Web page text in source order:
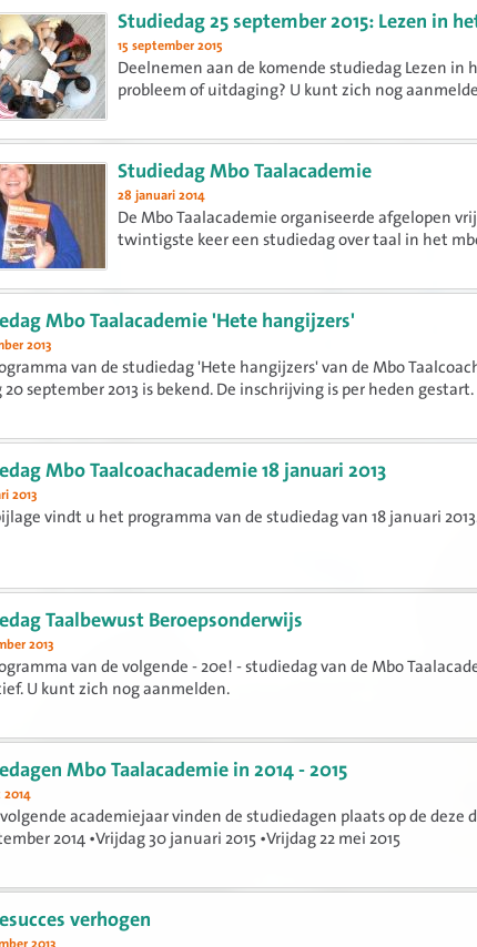
Studiedag 25 september 2015: Lezen in
15 september 2015
Deelnemen aan de komende studiedag Lezen in
probleem of uitdaging? U kunt zich nog
Studiedag Mbo Taalacademie
28 januari 2014
De Mbo Taalacademie organiseerde afgelopen
twintigste keer een studiedag over taal in het
Mbo Taalacademie 'Hete hangijzers'
2013
van de studiedag 'Hete hangijzers' van de Mbo
september 2013 is bekend. De inschrijving is per heden gestart.
Mbo Taalcoachacademie 18 januari 2013
2013
vindt u het programma van de studiedag van 18 januari
Taalbewust Beroepsonderwijs
2013
van de volgende - 20e! - studiedag van de Mbo
U kunt zich nog aanmelden.
Mbo Taalacademie in 2014 - 2015
2014
academiejaar vinden de studiedagen plaats op de deze
2014 •Vrijdag 30 januari 2015 •Vrijdag 22 mei 2015
verhogen